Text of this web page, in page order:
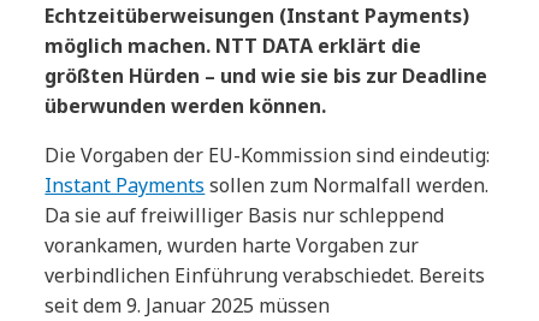
Echtzeitüberweisungen (Instant Payments)
möglich machen. NTT DATA erklärt die
größten Hürden – und wie sie bis zur Deadline
überwunden werden können.
Die Vorgaben der EU-Kommission sind eindeutig:
Instant Payments sollen zum Normalfall werden.
Da sie auf freiwilliger Basis nur schleppend
vorankamen, wurden harte Vorgaben zur
verbindlichen Einführung verabschiedet. Bereits
seit dem 9. Januar 2025 müssen